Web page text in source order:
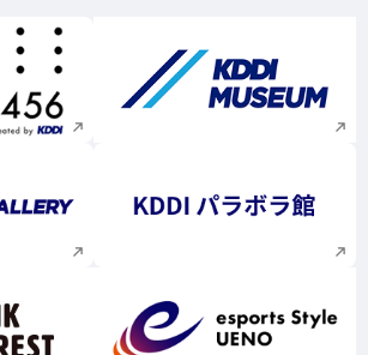
ィンドウで開く 新規ウィンドウで
ィンドウで開く 新規ウィンドウで
ィンドウで開く 新規ウィンドウで